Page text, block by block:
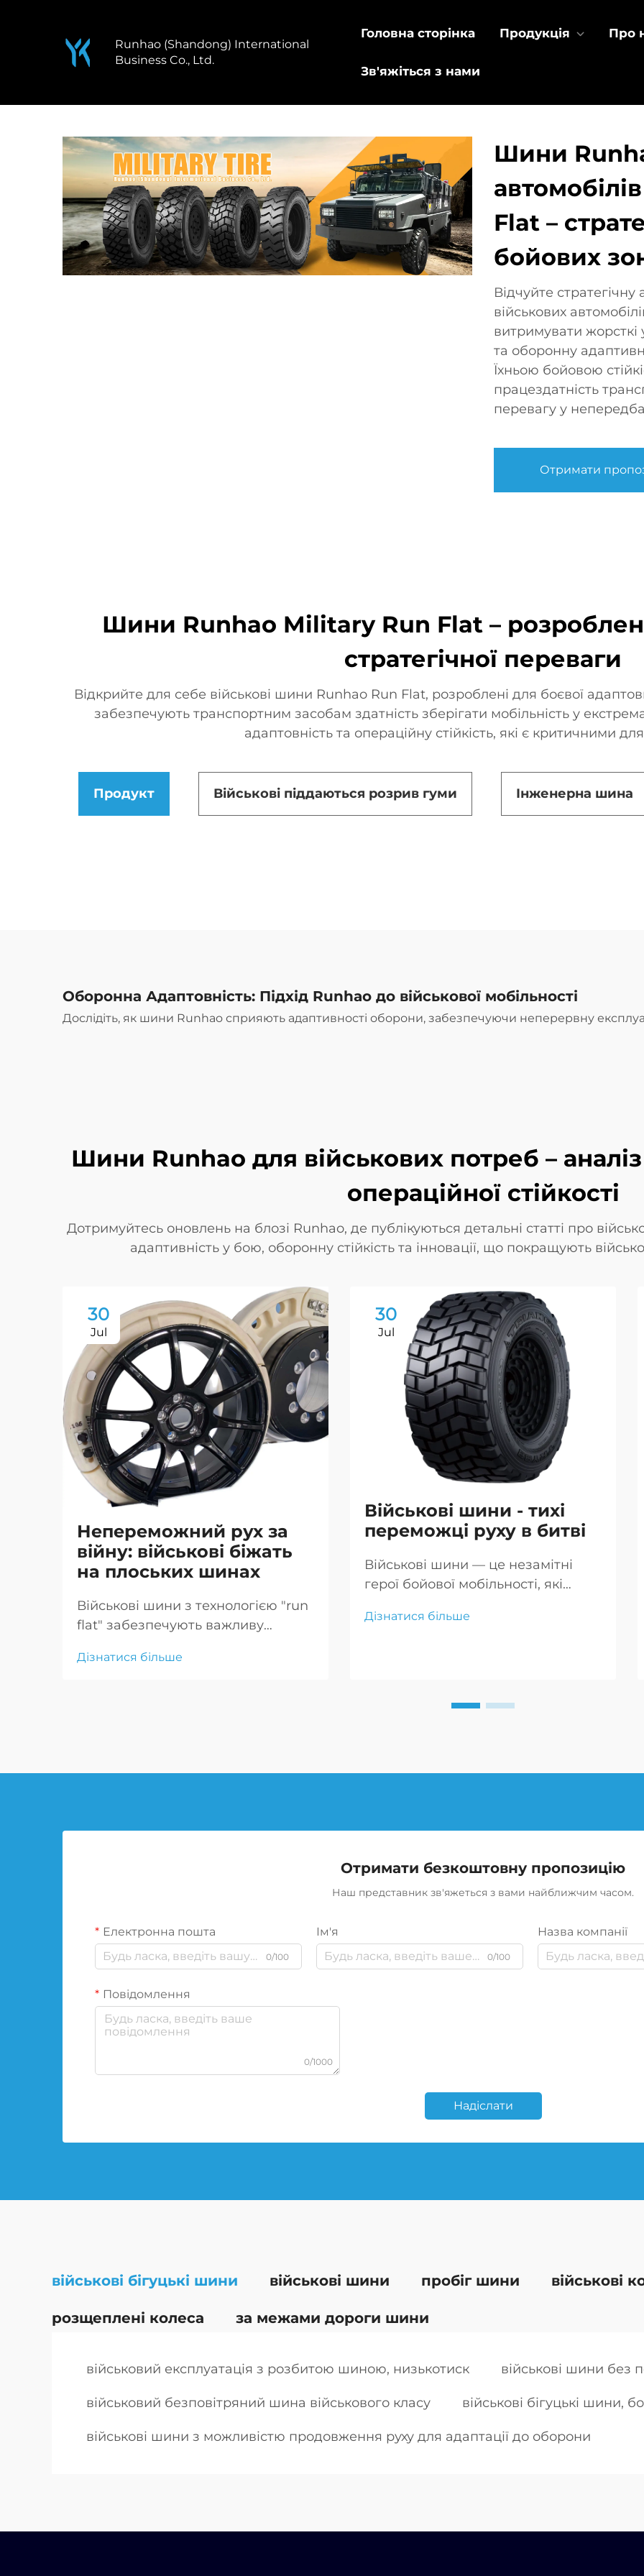
Runhao (Shandong) International
Business Co., Ltd.
Головна сторінка Продукція Про
Зв'яжіться з нами
Шини
Flat –
бойових
Відчуйте
військових
витримувати
та оборонну
Їхньою бойовою
працездатність
перевагу у
Отримати
Шини Runhao Military Run Flat –
стратегічної переваги
Відкрийте для себе військові шини Runhao Run Flat, розроблені для боєвої
забезпечують транспортним засобам здатність зберігати мобільність у
адаптовність та операційну стійкість, які є критичними для
Продукт Військові піддаються розрив гуми Інженерна шина
Оборонна Адаптовність: Підхід Runhao до військової мобільності
Дослідіть, як шини Runhao сприяють адаптивності оборони, забезпечуючи неперервну
Шини Runhao для військових потреб –
операційної стійкості
Дотримуйтесь оновлень на блозі Runhao, де публікуються детальні статті про
адаптивність у бою, оборонну стійкість та інновації, що покращують
30
Jul
Непереможний рух за
війну: військові біжать
на плоських шинах
Військові шини з технологією "run
flat" забезпечують важливу
дозволяючи транспортним
Дізнатися більше
30
Jul
Військові шини - тихі
переможці руху в битві
Військові шини — це незамітні
герої бойової мобільності, які
транспорту по складних теренах
Дізнатися більше
Отримати безкоштовну пропозицію
Наш представник зв'яжеться з вами найближчим часом.
Електронна пошта
0/100
Ім'я
0/100
Назва компанії
Повідомлення
0/1000
Надіслати
військові бігуцькі шини військові шини пробіг шини військові
розщеплені колеса за межами дороги шини
військовий експлуатація з розбитою шиною, низькотиск військові шини без
військовий безповітряний шина військового класу військові бігуцькі шини,
військові шини з можливістю продовження руху для адаптації до оборони